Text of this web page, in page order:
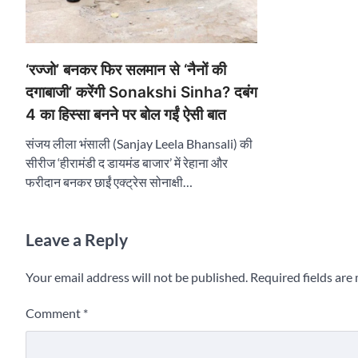
‘रज्जो’ बनकर फिर सलमान से ‘नैनों की
दगाबाजी’ करेंगी Sonakshi Sinha? दबंग
4 का हिस्सा बनने पर बोल गईं ऐसी बात
संजय लीला भंसाली (Sanjay Leela Bhansali) की
सीरीज ‘हीरामंडी द डायमंड बाजार’ में रेहाना और
फरीदान बनकर छाईं एक्ट्रेस सोनाक्षी…
Leave a Reply
Your email address will not be published. Required fields are
Comment *